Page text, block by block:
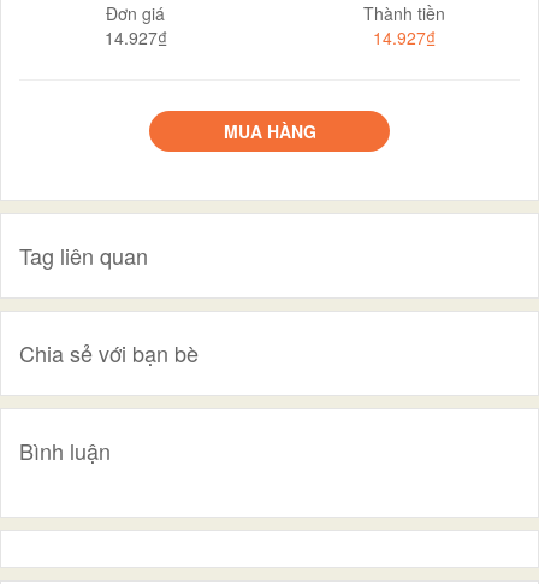
Đơn giá
14.927₫
Thành tiền
14.927₫
MUA HÀNG
Tag liên quan
Chia sẻ với bạn bè
Bình luận